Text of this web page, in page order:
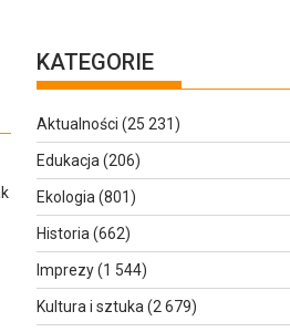
KATEGORIE
Aktualności (25 231)
Edukacja (206)
Ekologia (801)
Historia (662)
Imprezy(1 544)
Kultura i sztuka (2 679)